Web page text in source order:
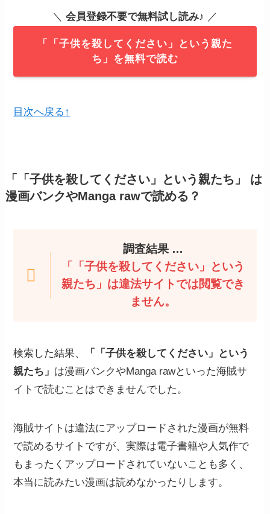
＼ 会員登録不要で無料試し読み♪ ／
「「子供を殺してください」という親た
ち」を無料で読む
目次へ戻る↑
「「子供を殺してください」という親たち」
は
漫画バンクやManga rawで読める？
調査結果 …
「「子供を殺してください」という
親たち」は違法サイトでは閲覧でき
ません。
検索した結果、
「「子供を殺してください」という
親たち」 は漫画バンクやManga rawといった海賊サ
イトで読むことはできませんでした。
海賊サイトは違法にアップロードされた漫画が無料
で読めるサイトですが、実際は電子書籍や人気作で
もまったくアップロードされていないことも多く、
本当に読みたい漫画は読めなかったりします。